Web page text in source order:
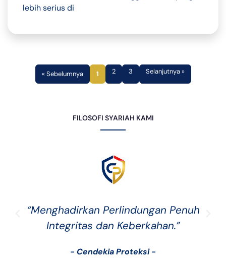
lebih serius di
« Sebelumnya 1 2 3 Selanjutnya »
FILOSOFI SYARIAH KAMI
“Menghadirkan Perlindungan Penuh
Integritas dan Keberkahan.”
- Cendekia Proteksi -